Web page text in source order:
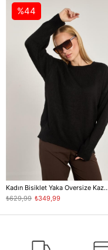
Kadın Bisiklet Yaka
₺349,99
₺629,99
%44